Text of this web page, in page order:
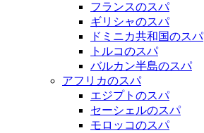
フランスのスパ
ギリシャのスパ
ドミニカ共和国のスパ
トルコのスパ
バルカン半島のスパ
アフリカのスパ
エジプトのスパ
セーシェルのスパ
モロッコのスパ